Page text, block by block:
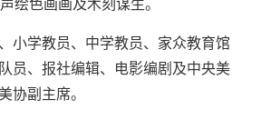
小学教员、中学教员、家众教育馆
员、报社编辑、电影编剧及中央美
协副主席。